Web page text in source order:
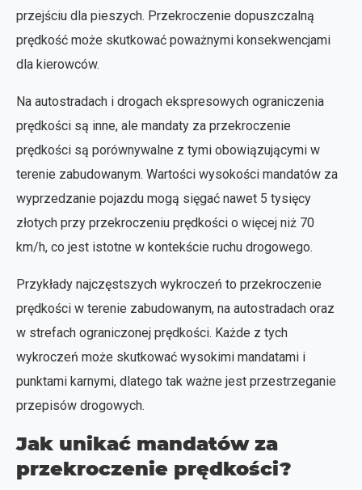
przejściu dla pieszych. Przekroczenie dopuszczalną
prędkość może skutkować poważnymi konsekwencjami
dla kierowców.
Na autostradach i drogach ekspresowych ograniczenia
prędkości są inne, ale mandaty za przekroczenie
prędkości są porównywalne z tymi obowiązującymi w
terenie zabudowanym. Wartości wysokości mandatów za
wyprzedzanie pojazdu mogą sięgać nawet 5 tysięcy
złotych przy przekroczeniu prędkości o więcej niż 70
km/h, co jest istotne w kontekście ruchu drogowego.
Przykłady najczęstszych wykroczeń to przekroczenie
prędkości w terenie zabudowanym, na autostradach oraz
w strefach ograniczonej prędkości. Każde z tych
wykroczeń może skutkować wysokimi mandatami i
punktami karnymi, dlatego tak ważne jest przestrzeganie
przepisów drogowych.
Jak unikać mandatów za
przekroczenie prędkości?